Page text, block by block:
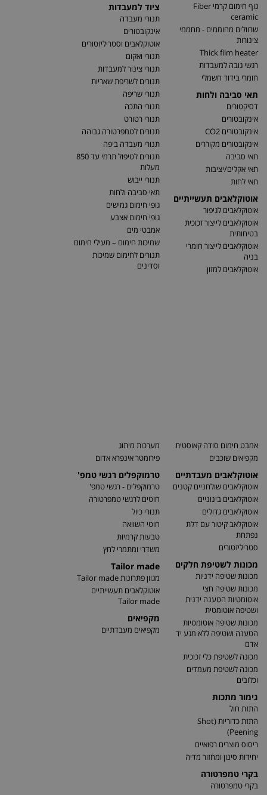
גוף חימום קרמי Fiber
ceramic
שרוולים מחוממים - מחממי
צינורות
Thick film heater
רגשי גובה למעבדות
חומרי בידוד חשמלי
תאי סביבה ולחות
דסיקטורים
אינקובטורים
אינקובטורים CO2
אינקובטורים מקוררים
תאי סביבה
תאי אקלים/יציבות
תאי לחות
אוטוקלאבים תעשייתיים
אוטוקלאבים לגיפור
אוטוקלאבים לייצור זכוכית
בטיחותית
אוטוקלאבים לייצור חומרי
בניה
אוטוקלאבים למזון
ציוד למעבדות
תנורי מעבדה
אינקובטורים
אוטוקלאבים וסטריליזטורים
תנורי ואקום
תנורי צינור למעבדות
תנורים לשריפת שאריות
תנורי שריפה
תנורי התכה
תנורי רטורט
תנורים לטמפרטורה גבוהה
תנורי מעבדה ביפה
תנורים לטיפול תרמי עד 850
מעלות
תנורי ייבוש
תאי סביבה ולחות
גופי חימום גמישים
גופי חימום אצבע
אמבטי מים
שמיכות חימום – מעילי חימום
תנורים לחימום שמיכות
וסדינים
אמבט חימום סודה קאוסטית
מקפיאים שוכבים
אוטוקלאבים מעבדתיים
אוטוקלאבים שולחניים קטנים
אוטוקלאבים בינוניים
אוטוקלאבים גדולים
אוטוקלאב קיטור עם דלת
נפתחת
סטריליזטורים
מכונות לשטיפת חלקים
מכונות שטיפה ידניות
מכונות שטיפה חצי
אוטומטיות הטענה ידנית
ושטיפה אוטומטית
מכונות שטיפה אוטומטיות
הטענה ושטיפה ללא מגע יד
אדם
מכונה לשטיפת כלי זכוכית
מכונה לשטיפת מעמדים
וכלובים
גימור מתכות
התזת חול
התזת כדוריות (Shot
Peening)
ריסוס מוצרים רפואיים
יחידות סינון ומחזור מדיה
בקרי טמפרטורה
בקרי טמפרטורה
מערכות מיתוג
פירומטר אינפרא אדום
טרמוקפלים רגשי טמפ'
טרמוקפלים - רגשי טמפ'
חוטים לרגשי טמפרטורה
תנורי כיול
חוטי השוואה
טבעות קרמיות
משדרי ומתמרי לחץ
Tailor made
מגוון פתרונות Tailor made
אוטוקלאבים תעשייתיים
Tailor made
מקפיאים
מקפיאים מעבדתיים